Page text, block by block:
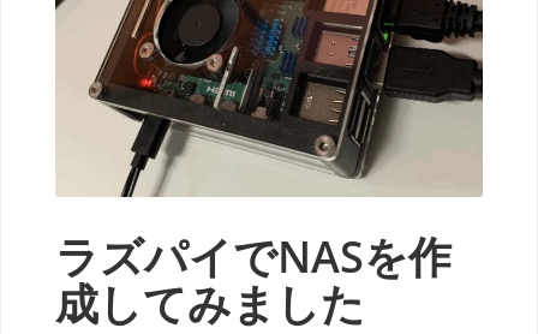
ラズパイでNASを作
成してみました